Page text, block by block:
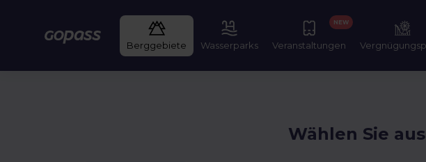
Gopass Berggebiete Wasserparks Veranstaltungen
NEW
Wählen Sie